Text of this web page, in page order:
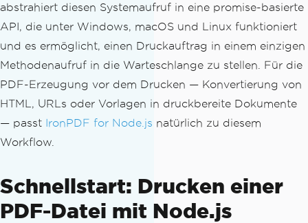
abstrahiert diesen Systemaufruf in eine promise-basierte
API, die unter Windows, macOS und Linux funktioniert
und es ermöglicht, einen Druckauftrag in einem einzigen
Methodenaufruf in die Warteschlange zu stellen. Für die
PDF-Erzeugung vor dem Drucken — Konvertierung von
HTML, URLs oder Vorlagen in druckbereite Dokumente
— passt IronPDF for Node.js natürlich zu diesem
Workflow.
Schnellstart: Drucken einer
PDF-Datei mit Node.js